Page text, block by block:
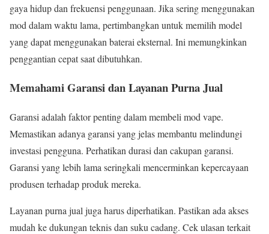
gaya hidup dan frekuensi penggunaan. Jika sering menggunakan
mod dalam waktu lama, pertimbangkan untuk memilih model
yang dapat menggunakan baterai eksternal. Ini memungkinkan
penggantian cepat saat dibutuhkan.
Memahami Garansi dan Layanan Purna Jual
Garansi adalah faktor penting dalam membeli mod vape.
Memastikan adanya garansi yang jelas membantu melindungi
investasi pengguna. Perhatikan durasi dan cakupan garansi.
Garansi yang lebih lama seringkali mencerminkan kepercayaan
produsen terhadap produk mereka.
Layanan purna jual juga harus diperhatikan. Pastikan ada akses
mudah ke dukungan teknis dan suku cadang. Cek ulasan terkait